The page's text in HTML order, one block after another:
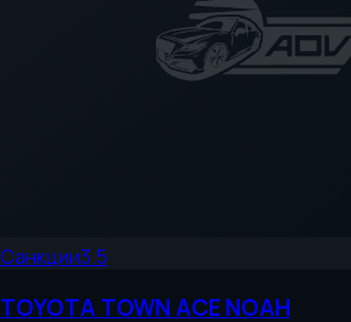
Санкции3.5
TOYOTATOWN ACE NOAH